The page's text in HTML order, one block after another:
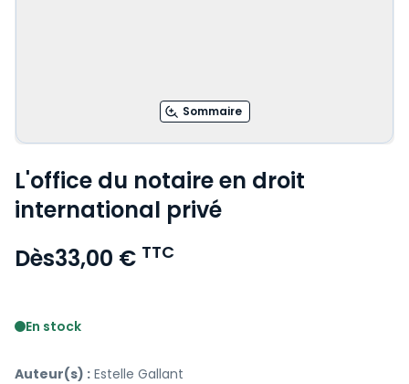
Sommaire
L'office du notaire en droit
international privé
Dès33,00 € TTC
En stock
Auteur(s) : Estelle Gallant